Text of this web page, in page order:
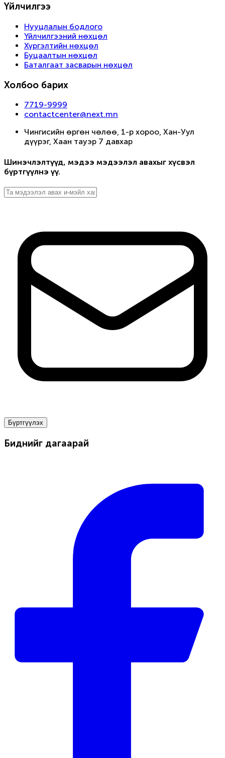
Үйлчилгээ
Нууцлалын бодлого
Үйлчилгээний нөхцөл
Хүргэлтийн нөхцөл
Буцаалтын нөхцөл
Баталгаат засварын нөхцөл
Холбоо барих
7719-9999
contactcenter@next.mn
Чингисийн өргөн чөлөө, 1-р хороо, Хан-Уул
дүүрэг, Хаан тауэр 7 давхар
Шинэчлэлтүүд, мэдээ мэдээлэл авахыг хүсвэл
бүртгүүлнэ үү.
Бүртгүүлэх
Биднийг дагаарай